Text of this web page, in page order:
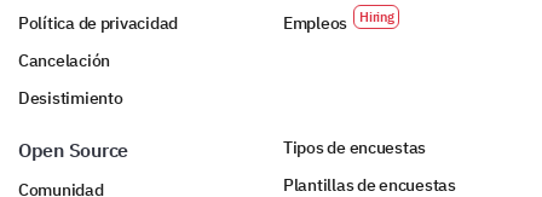
Política de privacidad
Cancelación
Desistimiento
Empleos
Open Source
Comunidad
Tipos de encuestas
Plantillas de encuestas